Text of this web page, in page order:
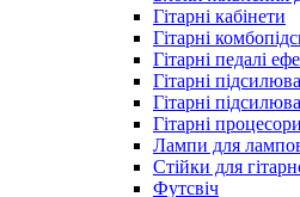
Гітарні кабінети
Гітарні
Гітарні педалі
Гітарні
Гітарні
Гітарні
Лампи для
Стійки для
Футсвіч